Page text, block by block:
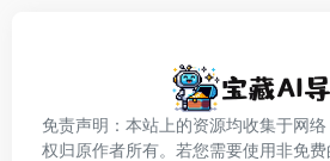
免责声明：本站上的资源均收集于网
权归原作者所有。若您需要使用非免